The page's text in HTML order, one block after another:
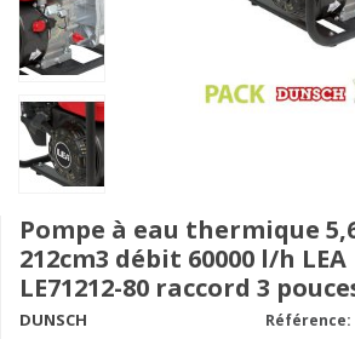
Pompe à eau thermique
212cm3 débit 60000 l/h LEA
LE71212-80 raccord 3
DUNSCH Référence: